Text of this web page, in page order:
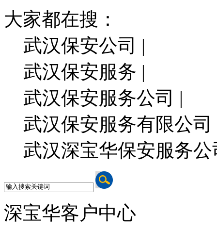
大家都在搜：
武汉保安公司 |
武汉保安服务 |
武汉保安服务公司 |
武汉保安服务有限公司
武汉深宝华保安服务公
深宝华客户中心